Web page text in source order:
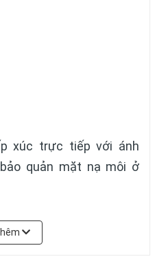
xúc trực tiếp với ánh
quản mặt nạ môi ở
xuất hoa Prunus
Asiatica, Collagen